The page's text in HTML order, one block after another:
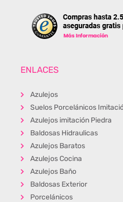
ENLACES
Azulejos
Suelos Porcelánicos
Azulejos imitación Piedra
Baldosas Hidraulicas
Azulejos Baratos
Azulejos Cocina
Azulejos Baño
Baldosas Exterior
Porcelánicos